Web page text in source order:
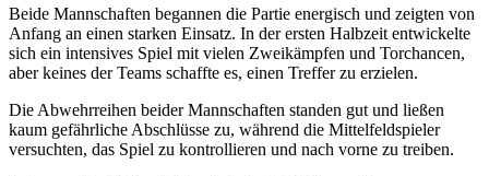
Beide Mannschaften begannen die Partie energisch und zeigten von
Anfang an einen starken Einsatz. In der ersten Halbzeit entwickelte
sich ein intensives Spiel mit vielen Zweikämpfen und Torchancen,
aber keines der Teams schaffte es, einen Treffer zu erzielen.
Die Abwehrreihen beider Mannschaften standen gut und ließen
kaum gefährliche Abschlüsse zu, während die Mittelfeldspieler
versuchten, das Spiel zu kontrollieren und nach vorne zu treiben.